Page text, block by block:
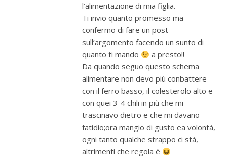
l’alimentazione di mia figlia.
Ti invio quanto promesso ma
confermo di fare un post
sull’argomento facendo un sunto di
quanto ti mando
a presto!!
Da quando seguo questo schema
alimentare non devo più conbattere
con il ferro basso, il colesterolo alto e
con quei 3-4 chili in più che mi
trascinavo dietro e che mi davano
fatidio;ora mangio di gusto ea volontà,
ogni tanto qualche strappo ci stà,
altrimenti che regola è